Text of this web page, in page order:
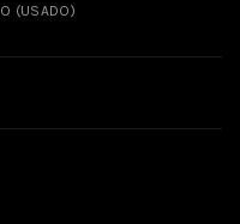
(USADO)